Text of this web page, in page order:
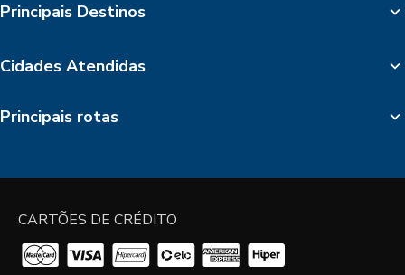
Principais Destinos
Cidades Atendidas
Principais rotas
CARTÕES DE CRÉDITO